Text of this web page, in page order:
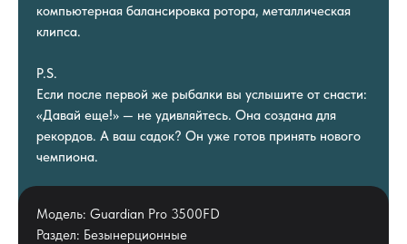
компьютерная балансировка ротора, металлическая
клипса.
P.S.
Если после первой же рыбалки вы услышите от снасти:
«Давай еще!» — не удивляйтесь. Она создана для
рекордов. А ваш садок? Он уже готов принять нового
чемпиона.
Модель: Guardian Pro 3500FD
Раздел: Безынерционные